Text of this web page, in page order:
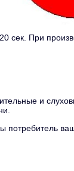
При
и
потребитель